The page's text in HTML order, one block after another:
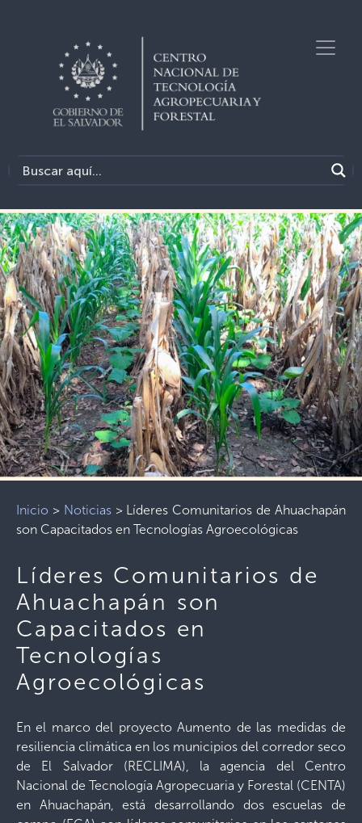
Inicio > Noticias> Líderes Comunitarios de Ahuachapán
son Capacitados en Tecnologías Agroecológicas
Líderes Comunitarios de
Ahuachapán son
Capacitados en
Tecnologías
Agroecológicas
En el marco del proyecto Aumento de las medidas de
resiliencia climática en los municipios del corredor seco
de El Salvador (RECLIMA), la agencia del Centro
Nacional de Tecnología Agropecuaria y Forestal (CENTA)
en Ahuachapán, está desarrollando dos escuelas de